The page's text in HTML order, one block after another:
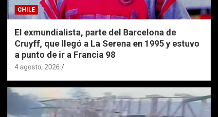
CHILE
El exmundialista, parte del Barcelona de
Cruyff, que llegó a La Serena en 1995 y estuvo
a punto de ir a Francia 98
4 agosto, 2026